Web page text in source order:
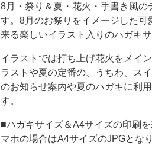
ラ
ス
ト
の
フ
8月・祭り＆夏・花火・手書き風
す。8月のお祭りをイメージした
来る楽しいイラスト入りのハガキ
イラストでは打ち上げ花火をメイ
ラストや夏の定番の、うちわ、ス
のお知らせ案内や夏のハガキに利
す。
■ハガキサイズ＆A4サイズの印刷
マホの場合はA4サイズのJPGとなり